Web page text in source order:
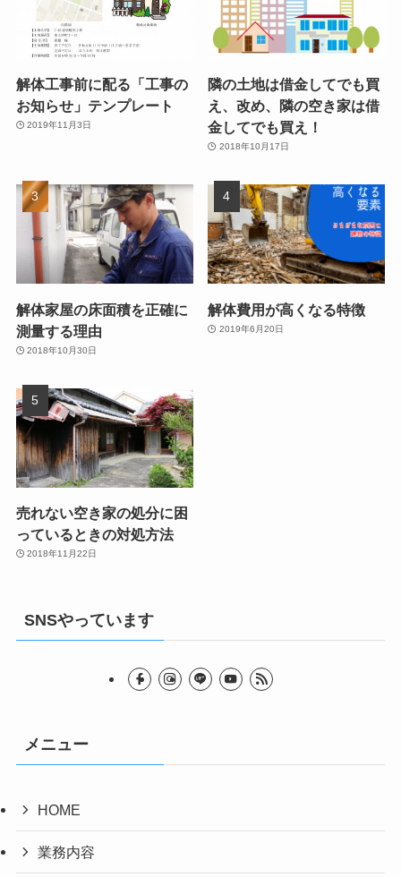
解体工事前に配る「工事の
お知らせ」テンプレート
2019年11月3日
隣の土地は借金してでも買
え、改め、隣の空き家は借
金してでも買え！
2018年10月17日
解体家屋の床面積を正確に
測量する理由
2018年10月30日
解体費用が高くなる特徴
2019年6月20日
売れない空き家の処分に困
っているときの対処方法
2018年11月22日
SNSやっています
メニュー
HOME
業務内容